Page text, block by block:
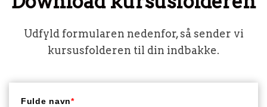
Udfyld formularen nedenfor, så sender vi
kursusfolderen til din indbakke.
Fulde navn*